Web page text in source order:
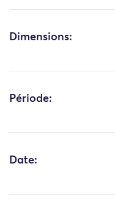
Dimensions:
Période:
Date: